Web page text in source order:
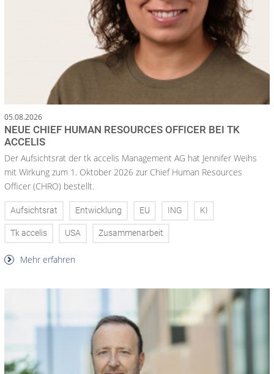
05.08.2026
NEUE CHIEF HUMAN RESOURCES OFFICER BEI TK
ACCELIS
Der Aufsichtsrat der tk accelis Management AG hat Jennifer Weihs
mit Wirkung zum 1. Oktober 2026 zur Chief Human Resources
Officer (CHRO) bestellt.
Aufsichtsrat Entwicklung EU ING KI
Tk accelis USA Zusammenarbeit
Mehr erfahren